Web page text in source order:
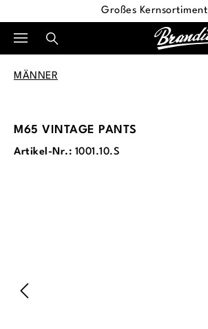
Großes Kernsortiment
MÄNNER
M65 VINTAGE PANTS
Artikel-Nr.: 1001.10.S